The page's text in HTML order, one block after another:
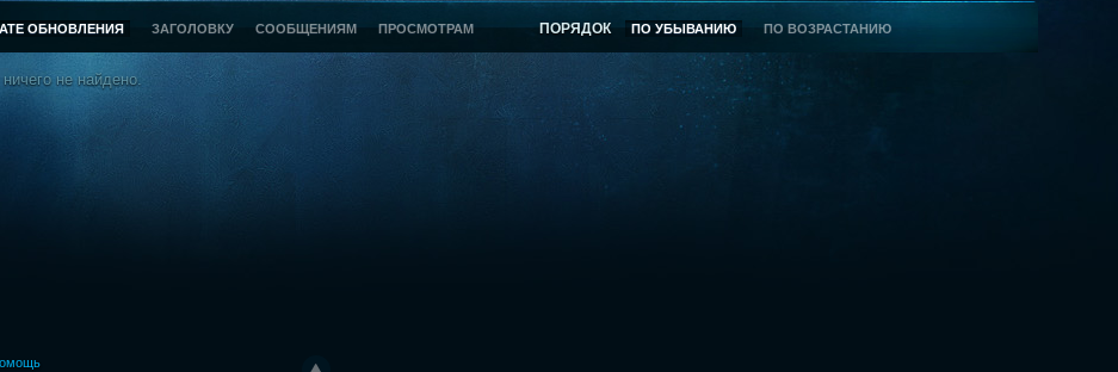
ОБНОВЛЕНИЯ ЗАГОЛОВКУ СООБЩЕНИЯМ ПРОСМОТРАМ ПОРЯДОК ПО УБЫВАНИЮ ПО ВОЗРАСТАНИЮ
не найдено.